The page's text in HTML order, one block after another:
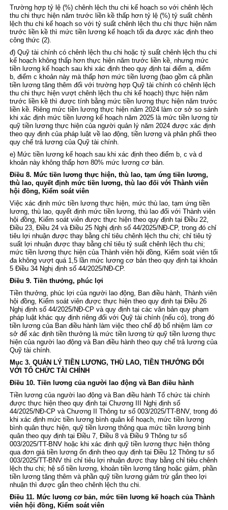
Trường hợp tỷ lệ (%) chênh lệch thu chi kế hoạch so với chênh lệch
thu chi thực hiện năm trước liền kề thấp hơn tỷ lệ (%) tỷ suất chênh
lệch thu chi kế hoạch so với tỷ suất chênh lệch thu chi thực hiện năm
trước liền kề thì mức tiền lương kế hoạch tối đa được xác định theo
công thức (2).
đ) Quỹ tài chính có chênh lệch thu chi hoặc tỷ suất chênh lệch thu chi
kế hoạch không thấp hơn thực hiện năm trước liền kề, nhưng mức
tiền lương kế hoạch sau khi xác định theo quy định tại điểm a, điểm
b, điểm c khoản này mà thấp hơn mức tiền lương (bao gồm cả phần
tiền lương tăng thêm đối với trường hợp Quỹ tài chính có chênh lệch
thu chi thực hiện vượt chênh lệch thu chi kế hoạch) thực hiện năm
trước liền kề thì được tính bằng mức tiền lương thực hiện năm trước
liền kề. Riêng mức tiền lương thực hiện năm 2024 làm cơ sở so sánh
khi xác định mức tiền lương kế hoạch năm 2025 là mức tiền lương từ
quỹ tiền lương thực hiện của người quản lý năm 2024 được xác định
theo quy định của pháp luật về lao động, tiền lương và phân phối theo
quy chế trả lương của Quỹ tài chính.
e) Mức tiền lương kế hoạch sau khi xác định theo điểm b, c và d
khoản này không thấp hơn 80% mức lương cơ bản.
Điều 8. Mức tiền lương thực hiện, thù lao, tạm ứng tiền lương,
thù lao, quyết định mức tiền lương, thù lao đối với Thành viên
hội đồng, Kiểm soát viên
Việc xác định mức tiền lương thực hiện, mức thù lao, tạm ứng tiền
lương, thù lao, quyết định mức tiền lương, thù lao đối với Thành viên
hội đồng, Kiểm soát viên được thực hiện theo quy định tạiĐiều 22,
Điều 23,Điều 24 và Điều 25 Nghị định số 44/2025/NĐ-CP, trong đó chỉ
tiêu lợi nhuận được thay bằng chỉ tiêu chênh lệch thu chi; chỉ tiêu tỷ
suất lợi nhuận được thay bằng chỉ tiêu tỷ suất chênh lệch thu chi;
mức tiền lương thực hiện của Thành viên hội đồng, Kiểm soát viên tối
đa không vượt quá 1,5 lần mức lương cơ bản theo quy định tại khoản
5 Điều 34 Nghị định số 44/2025/NĐ-CP.
Điều 9. Tiền thưởng, phúc lợi
Tiền thưởng, phúc lợi của người lao động, Ban điều hành, Thành viên
hội đồng, Kiểm soát viên được thực hiện theo quy định tạiĐiều 26
Nghị định số 44/2025/NĐ-CP và quy định tại các văn bản quy phạm
pháp luật khác quy định riêng đối với Quỹ tài chính (nếu có), trong đó
tiền lương của Ban điều hành làm việc theo chế độ bổ nhiệm làm cơ
sở để xác định tiền thưởng là mức tiền lương từ quỹ tiền lương thực
hiện của người lao động và Ban điều hành theo quy chế trả lương của
Quỹ tài chính.
Mục 3. QUẢN LÝ TIỀN LƯƠNG, THÙ LAO, TIỀN THƯỞNG ĐỐI
VỚI TỔ CHỨC TÀI CHÍNH
Điều 10. Tiền lương của người lao động và Ban điều hành
Tiền lương của người lao động và Ban điều hành Tổ chức tài chính
được thực hiện theo quy định tạiChương III Nghị định số
44/2025/NĐ-CP vàChương II Thông tư số 003/2025/TT-BNV, trong đó
khi xác định mức tiền lương bình quân kế hoạch, mức tiền lương
bình quân thực hiện, quỹ tiền lương thông qua mức tiền lương bình
quân theo quy định tạiĐiều 7, Điều 8 và Điều 9 Thông tư số
003/2025/TT-BNV hoặc khi xác định quỹ tiền lương thực hiện thông
qua đơn giá tiền lương ổn định theo quy định tạiĐiều 12 Thông tư số
003/2025/TT-BNV thì chỉ tiêu lợi nhuận được thay bằng chỉ tiêu chênh
lệch thu chi; hệ số tiền lương, khoản tiền lương tăng hoặc giảm, phần
tiền lương tăng thêm và phần quỹ tiền lương giảm trừ gắn theo lợi
nhuận thì được gắn theo chênh lệch thu chi.
Điều 11. Mức lương cơ bản, mức tiền lương kế hoạch của Thành
viên hội đồng, Kiểm soát viên